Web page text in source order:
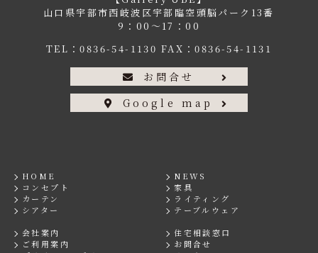
山口県宇部市西岐波区宇部臨空頭脳パーク13番
9：00〜17：00
TEL：0836-54-1130 FAX：0836-54-1131
お問合せ
Google map
HOME
NEWS
コンセプト
家具
カーテン
ライティング
シアター
テーブルウェア
会社案内
住宅相談窓口
ご利用案内
お問合せ